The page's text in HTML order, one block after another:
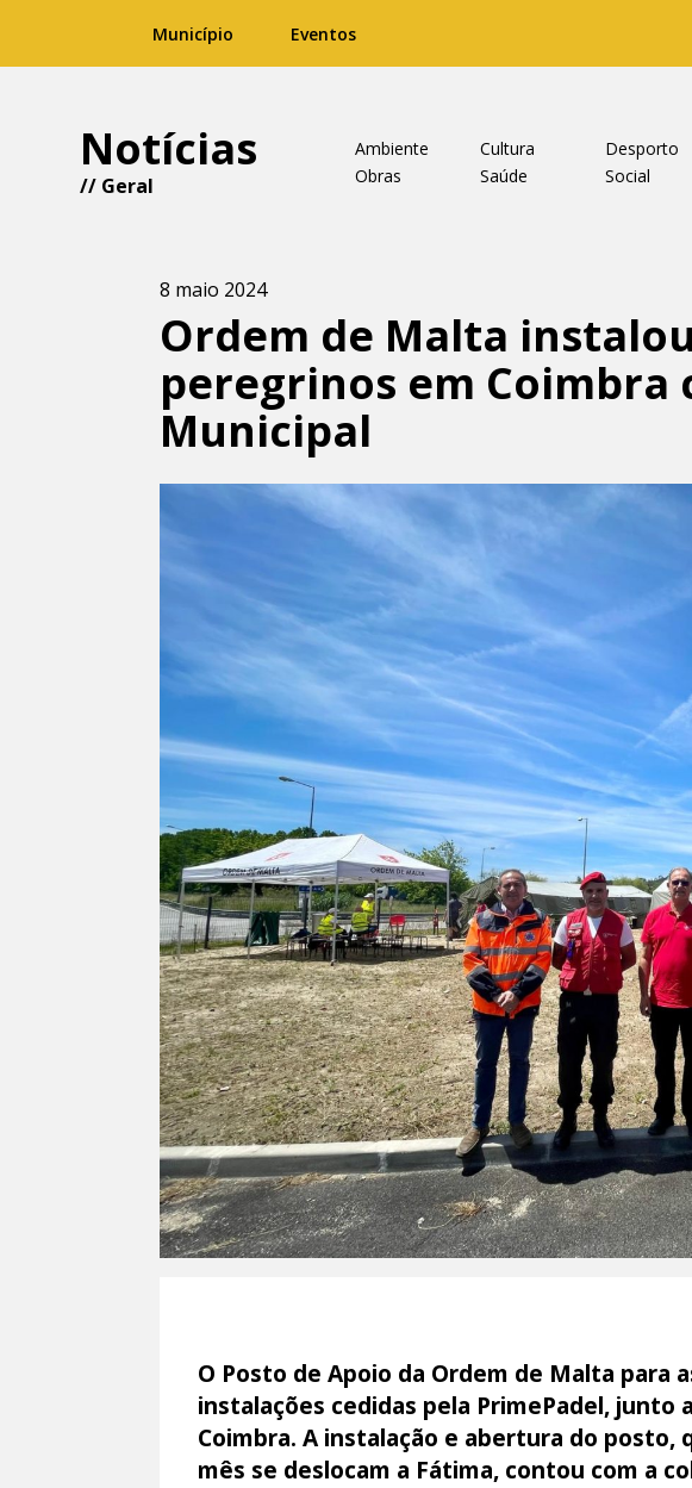
Município Eventos
Notícias
// Geral
Ambiente Cultura Desporto
Obras
Saúde Social
8 maio 2024
Ordem de Malta
peregrinos em Coimbra
Municipal
O Posto de Apoio da Ordem de Malta para
instalações cedidas pela PrimePadel, junto
Coimbra. A instalação e abertura do
mês se deslocam a Fátima, contou com a